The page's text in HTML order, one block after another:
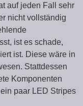
auf jeden Fall sehr
nicht vollständig
ist es schade,
ist. Diese wäre in
Stattdessen
Komponenten
paar LED Stripes